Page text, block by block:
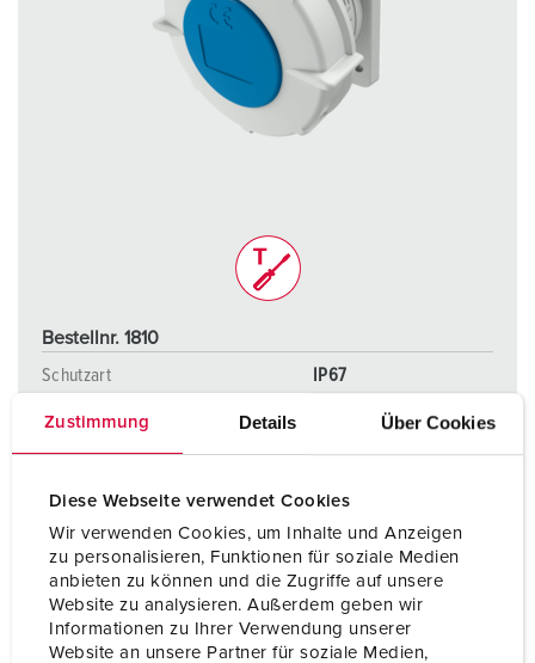
Zustimmung Details Über Cookies
Diese Webseite verwendet Cookies
Wir verwenden Cookies, um Inhalte und Anzeigen
zu personalisieren, Funktionen für soziale Medien
anbieten zu können und die Zugriffe auf unsere
Website zu analysieren. Außerdem geben wir
Informationen zu Ihrer Verwendung unserer
Website an unsere Partner für soziale Medien,
Bestellnr. 1810
Schutzart
IP67
Ampere
Anschlusstechnik
Schraubenlos -
TwinCONTACT